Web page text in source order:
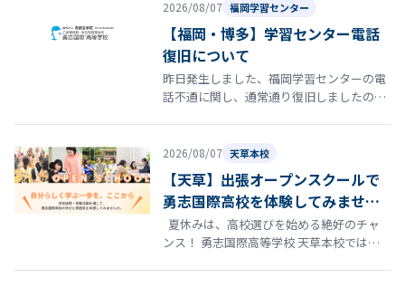
2026/08/07 福岡学習センター
【福岡・博多】学習センター電話
復旧について
昨日発生しました、福岡学習センターの電
話不通に関し、通常通り復旧しましたので
2026/08/07 天草本校
【天草】出張オープンスクールで
勇志国際高校を体験してみません
か？
夏休みは、高校選びを始める絶好のチャ
ンス！ 勇志国際高等学校 天草本校では、8